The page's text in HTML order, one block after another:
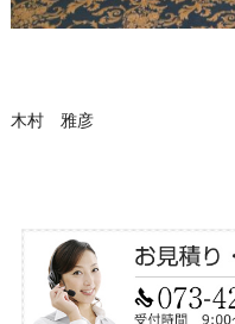
木村 雅彦